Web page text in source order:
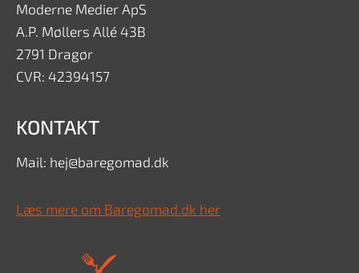
Moderne Medier ApS
A.P. Møllers Allé 43B
2791 Dragør
CVR: 42394157
KONTAKT
Mail: hej@baregomad.dk
Læs mere om Baregomad.dk her